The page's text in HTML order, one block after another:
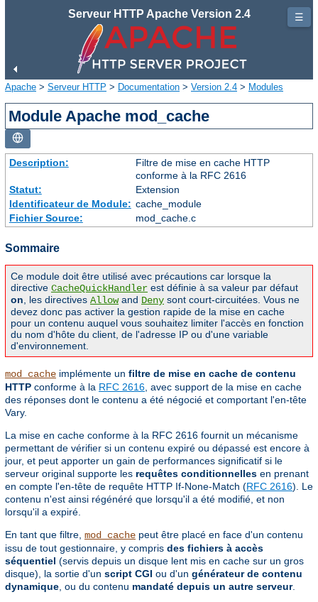
Serveur HTTP Apache Version 2.4
Apache > Serveur HTTP > Documentation > Version 2.4 > Modules
Module Apache mod_cache
Description:
Filtre de mise en cache HTTP
conforme à la RFC 2616
Statut:
Extension
Identificateur de Module: cache_module
Fichier Source:
mod_cache.c
Sommaire
Ce module doit être utilisé avec précautions car lorsque la
directive CacheQuickHandler est définie à sa valeur par défaut
on , les directives Allowand Deny sont court-circuitées. Vous ne
devez donc pas activer la gestion rapide de la mise en cache
pour un contenu auquel vous souhaitez limiter l'accès en fonction
du nom d'hôte du client, de l'adresse IP ou d'une variable
d'environnement.
mod_cache implémente un filtre de mise en cache de contenu
HTTP conforme à la RFC 2616 , avec support de la mise en cache
des réponses dont le contenu a été négocié et comportant l'en-tête
Vary.
La mise en cache conforme à la RFC 2616 fournit un mécanisme
permettant de vérifier si un contenu expiré ou dépassé est encore à
jour, et peut apporter un gain de performances significatif si le
serveur original supporte les requêtes conditionnelles en prenant
en compte l'en-tête de requête HTTP If-None-Match (RFC 2616). Le
contenu n'est ainsi régénéré que lorsqu'il a été modifié, et non
lorsqu'il a expiré.
En tant que filtre, mod_cache peut être placé en face d'un contenu
issu de tout gestionnaire, y compris des fichiers à accès
séquentiel (servis depuis un disque lent mis en cache sur un gros
disque), la sortie d'un script CGI ou d'un générateur de contenu
dynamique , ou du contenu mandaté depuis un autre serveur.
☰